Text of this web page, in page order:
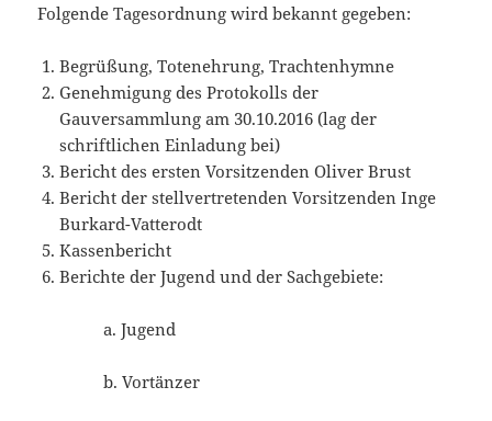
Folgende Tagesordnung wird bekannt gegeben:
Begrüßung, Totenehrung, Trachtenhymne
Genehmigung des Protokolls der
Gauversammlung am 30.10.2016 (lag der
schriftlichen Einladung bei)
Bericht des ersten Vorsitzenden Oliver Brust
Bericht der stellvertretenden Vorsitzenden Inge
Burkard-Vatterodt
Kassenbericht
Berichte der Jugend und der Sachgebiete:
a. Jugend
b. Vortänzer